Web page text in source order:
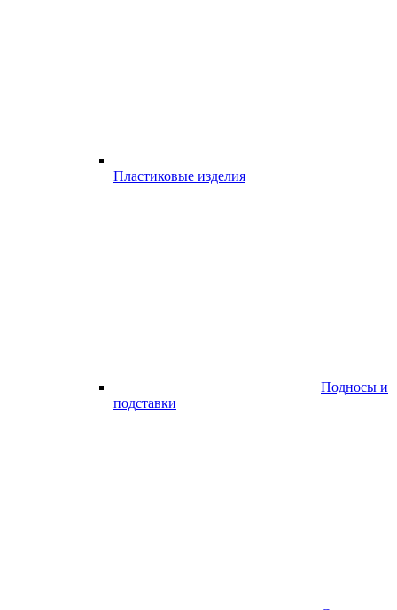
Пластиковые изделия
Подносы и
подставки